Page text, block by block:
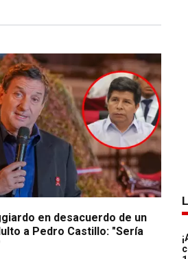
en desacuerdo de un
a Pedro Castillo: "Sería